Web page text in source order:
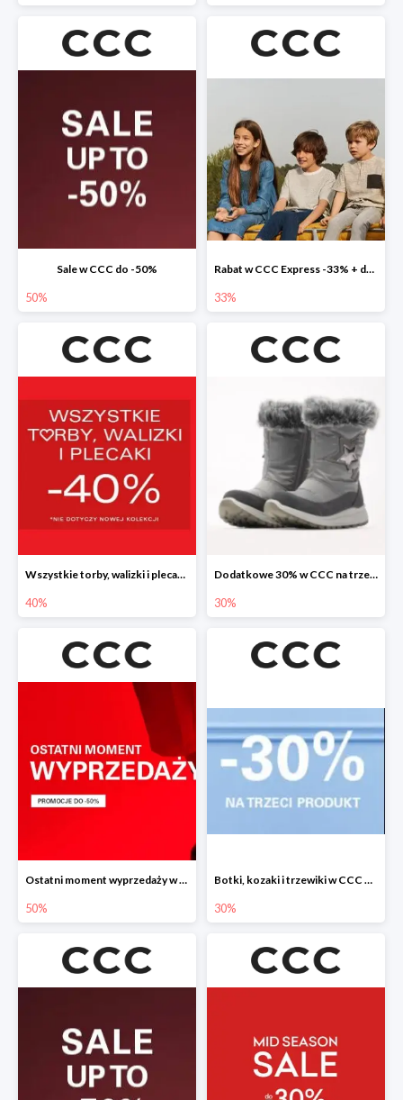
Sale w CCC do -50%
50%
Rabat w CCC Express -33% + darmowa dostawa
33%
Wszystkie torby, walizki i plecaki w CCC -40%
40%
Dodatkowe 30% w CCC na trzewiki, botki i kozaki
30%
Ostatni moment wyprzedaży w CCC do -50%
50%
Botki, kozaki i trzewiki w CCC do -30%
30%